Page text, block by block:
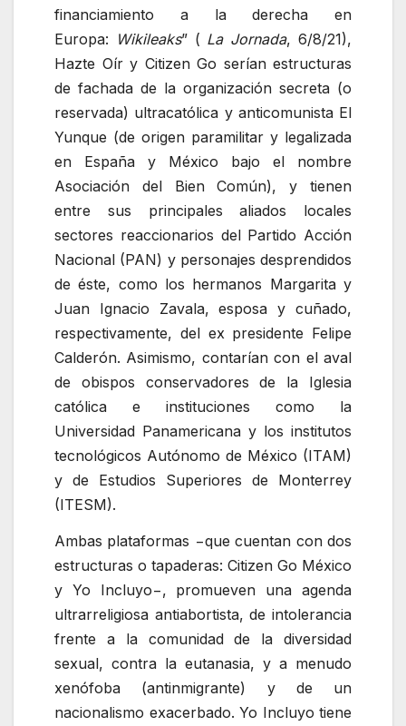
financiamiento a la derecha en
Europa: Wikileaks” ( La Jornada, 6/8/21),
Hazte Oír y Citizen Go serían estructuras
de fachada de la organización secreta (o
reservada) ultracatólica y anticomunista El
Yunque (de origen paramilitar y legalizada
en España y México bajo el nombre
Asociación del Bien Común), y tienen
entre sus principales aliados locales
sectores reaccionarios del Partido Acción
Nacional (PAN) y personajes desprendidos
de éste, como los hermanos Margarita y
Juan Ignacio Zavala, esposa y cuñado,
respectivamente, del ex presidente Felipe
Calderón. Asimismo, contarían con el aval
de obispos conservadores de la Iglesia
católica e instituciones como la
Universidad Panamericana y los institutos
tecnológicos Autónomo de México (ITAM)
y de Estudios Superiores de Monterrey
(ITESM).
Ambas plataformas −que cuentan con dos
estructuras o tapaderas: Citizen Go México
y Yo Incluyo−, promueven una agenda
ultrarreligiosa antiabortista, de intolerancia
frente a la comunidad de la diversidad
sexual, contra la eutanasia, y a menudo
xenófoba (antinmigrante) y de un
nacionalismo exacerbado. Yo Incluyo tiene